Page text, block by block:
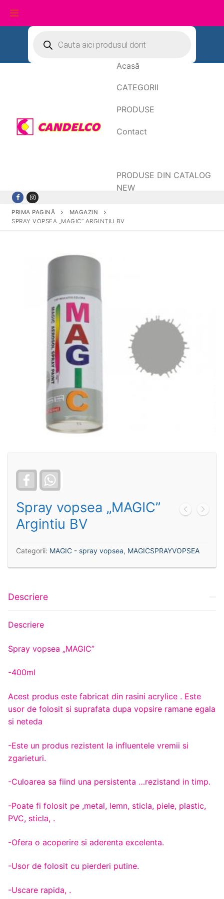
conținut
search
Acasă
CATEGORII
PRODUSE
Contact
PRODUSE DIN CATALOG
NEW
PRIMA PAGINĂ
MAGAZIN
SPRAY VOPSEA „MAGIC” ARGINTIU BV
Facebook
Spray vopsea „MAGIC”
Argintiu BV
Categorii: MAGIC - spray vopsea, MAGICSPRAYVOPSEA
Descriere
Descriere
Spray vopsea „MAGIC”
-400ml
Acest produs este fabricat din rasini acrylice . Este
usor de folosit si suprafata dupa vopsire ramane egala
si neteda
-Este un produs rezistent la influentele vremii si
zgarieturi.
-Culoarea sa fiind una persistenta …rezistand in timp.
-Poate fi folosit pe ,metal, lemn, sticla, piele, plastic,
PVC, sticla, .
-Ofera o acoperire si aderenta excelenta.
-Usor de folosit cu pierderi putine.
-Uscare rapida, .